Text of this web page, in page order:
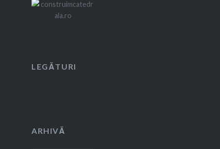
LEGĂTURI
ARHIVĂ